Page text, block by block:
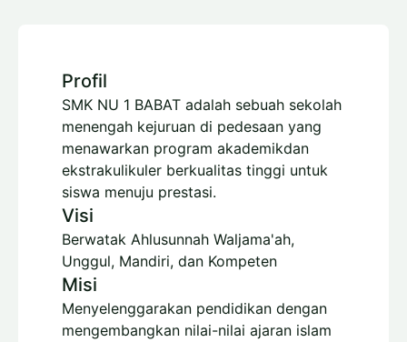
Profil
SMK NU 1 BABAT adalah sebuah sekolah
menengah kejuruan di pedesaan yang
menawarkan program akademikdan
ekstrakulikuler berkualitas tinggi untuk
siswa menuju prestasi.
Visi
Berwatak Ahlusunnah Waljama'ah,
Unggul, Mandiri, dan Kompeten
Misi
Menyelenggarakan pendidikan dengan
mengembangkan nilai-nilai ajaran islam